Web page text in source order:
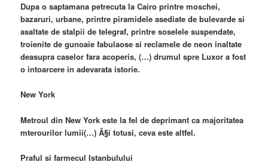
Dupa o saptamana petrecuta la Cairo printre moschei,
bazaruri, urbane, printre piramidele asediate de bulevarde si
asaltate de stalpii de telegraf, printre soselele suspendate,
troienite de gunoaie fabulaose si reclamele de neon inaltate
deasupra caselor fara acoperis, (…) drumul spre Luxor a fost
o intoarcere in adevarata istorie.
New York
Metroul din New York este la fel de deprimant ca majoritatea
mterourilor lumii(…) Â§i totusi, ceva este altfel.
Praful si farmecul Istanbulului